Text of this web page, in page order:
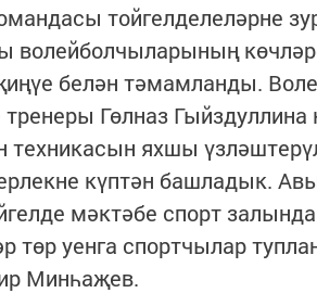
тойгелделеләрне
волейболчыларының
белән тәмамланды.
тренеры Гөлназ
техникасын яхшы
күптән башладык.
мәктәбе спорт
төр уенга спортчылар
Минһаҗев.